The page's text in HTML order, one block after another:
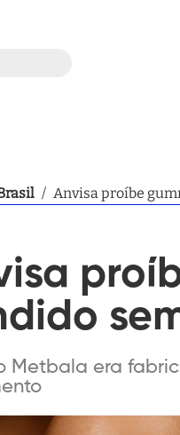
/ Anvisa proíbe
Metbala era